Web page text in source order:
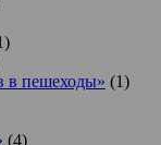
в пешеходы» (1)
(4)